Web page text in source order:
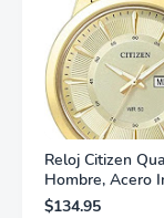
Reloj Citizen
Hombre, Acero
Clásico, Dorado
$134.95